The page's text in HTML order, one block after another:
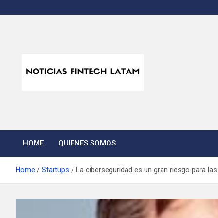
to
HOME QUIENES SOMOS
Home Startups La ciberseguridad es un gran riesgo para